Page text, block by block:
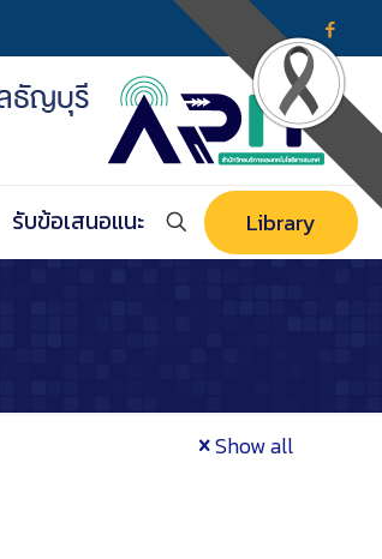
รับข้อเสนอแนะ Library
Show all